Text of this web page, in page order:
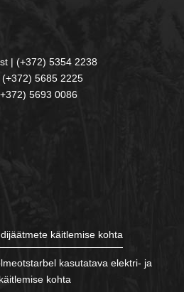
| (+372) 5354 2238
5685 2225
5693 0086
käitlemise kohta
kasutatava elektri- ja
kohta